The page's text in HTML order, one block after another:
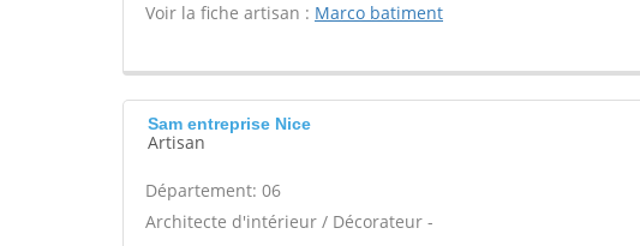
Voir la fiche artisan : Marco batiment
Sam entreprise Nice
Artisan
Département: 06
Architecte d'intérieur / Décorateur -